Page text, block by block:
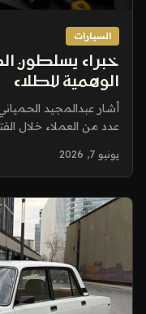
السيارات
خبراء يسلطون
الوهمية للطلاء
أشار عبدالمجيد
عدد من العملاء خلال
يونيو 7, 2026